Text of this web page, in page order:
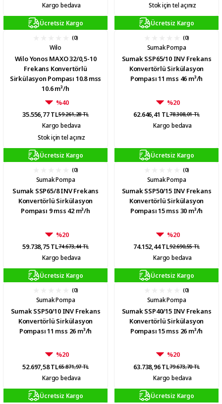
Kargo bedava
Stok için tel açınız
Ücretsiz Kargo
(0)
Wilo
Wilo Yonos MAXO 32/0,5-10
Frekans Konvertörlü
Sirkülasyon Pompası 10.8 mss
10.6 m³/h
%40
35.556,77 TL59.261,28 TL
Kargo bedava
Stok için tel açınız
Ücretsiz Kargo
(0)
Sumak Pompa
Sumak SSP65/10 INV Frekans
Konvertörlü Sirkülasyon
Pompası 11 mss 46 m³/h
%20
62.646,41 TL78.308,01 TL
Kargo bedava
Ücretsiz Kargo
(0)
Sumak Pompa
Sumak SSP65/8 INV Frekans
Konvertörlü Sirkülasyon
Pompası 9 mss 42 m³/h
%20
59.738,75 TL74.673,44 TL
Kargo bedava
Ücretsiz Kargo
(0)
Sumak Pompa
Sumak SSP50/15 INV Frekans
Konvertörlü Sirkülasyon
Pompası 15 mss 30 m³/h
%20
74.152,44 TL92.690,55 TL
Kargo bedava
Ücretsiz Kargo
(0)
Sumak Pompa
Sumak SSP50/10 INV Frekans
Konvertörlü Sirkülasyon
Pompası 11 mss 26 m³/h
%20
52.697,58 TL65.871,97 TL
Kargo bedava
Ücretsiz Kargo
(0)
Sumak Pompa
Sumak SSP40/15 INV Frekans
Konvertörlü Sirkülasyon
Pompası 15 mss 26 m³/h
%20
63.738,96 TL79.673,70 TL
Kargo bedava
Ücretsiz Kargo Ücretsiz Kargo